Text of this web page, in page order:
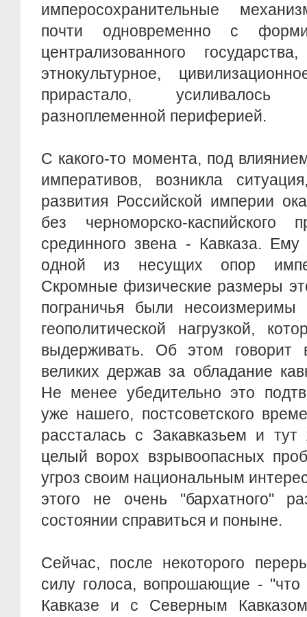
имперосохранительные
почти одновременно с
централизованного
этнокультурное,
прирастало,
разноплеменной периферией.
С какого-то момента, под
императивов, возникла
развития Российской империи
без черноморско-каспийского
срединного звена - Кавказа.
одной из несущих опор
Скромные физические размеры
пограничья были несоизмеримы
геополитической нагрузкой,
выдерживать. Об этом говорит
великих держав за обладание
Не менее убедительно это
уже нашего, постсоветского
рассталась с Закавказьем и
целый ворох взрывоопасных
угроз своим национальным
этого не очень "бархатного"
состоянии справиться и поныне.
Сейчас, после некоторого
силу голоса, вопрошающие -
Кавказе и с Северным